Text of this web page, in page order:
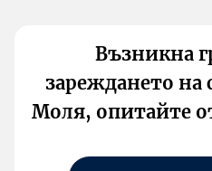
Възникна
зареждането
Моля, опитайте